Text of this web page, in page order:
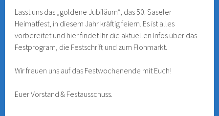
Lasst uns das „goldene Jubiläum“, das 50. Saseler
Heimatfest, in diesem Jahr kräftig feiern. Es ist alles
vorbereitet und hier findet Ihr die aktuellen Infos über das
Festprogram, die Festschrift und zum Flohmarkt.
Wir freuen uns auf das Festwochenende mit Euch!
Euer Vorstand & Festausschuss.